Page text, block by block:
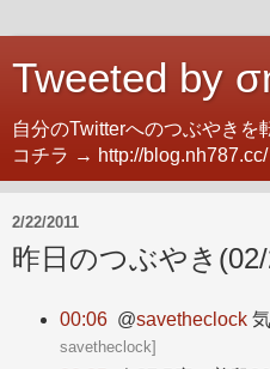
Tweeted by
自分のTwitterへのつぶやきを
コチラ → http://blog.nh787.cc/
2/22/2011
昨日のつぶやき
00:06 @savetheclock気
savetheclock]